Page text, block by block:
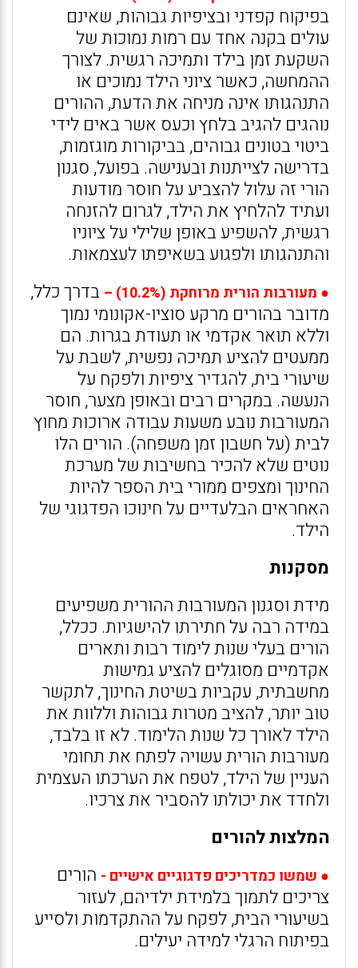
בפיקוח קפדני ובציפיות גבוהות, שאינם
עולים בקנה אחד עם רמות נמוכות של
השקעת זמן בילד ותמיכה רגשית. לצורך
ההמחשה, כאשר ציוני הילד נמוכים או
התנהגותו אינה מניחה את הדעת, ההורים
נוהגים להגיב בלחץ וכעס אשר באים לידי
ביטוי בטונים גבוהים, בביקורות מוגזמות,
בדרישה לצייתנות ובענישה. בפועל, סגנון
הורי זה עלול להצביע על חוסר מודעות
ועתיד להלחיץ את הילד, לגרום להזנחה
רגשית, להשפיע באופן שלילי על ציוניו
והתנהגותו ולפגוע בשאיפתו לעצמאות.
● מעורבות הורית מרוחקת (10.2%) –
בדרך כלל,
מדובר בהורים מרקע סוציו-אקונומי נמוך
וללא תואר אקדמי או תעודת בגרות. הם
ממעטים להציע תמיכה נפשית, לשבת על
שיעורי בית, להגדיר ציפיות ולפקח על
הנעשה. במקרים רבים ובאופן מצער, חוסר
המעורבות נובע משעות עבודה ארוכות מחוץ
לבית (על חשבון זמן משפחה). הורים הלו
נוטים שלא להכיר בחשיבות של מערכת
החינוך ומצפים ממורי בית הספר להיות
האחראים הבלעדיים על חינוכו הפדגוגי של
הילד.
מסקנות
מידת וסגנון המעורבות ההורית משפיעים
במידה רבה על חתירתו להישגיות. ככלל,
הורים בעלי שנות לימוד רבות ותארים
אקדמיים מסוגלים להציע גמישות
מחשבתית, עקביות בשיטת החינוך, לתקשר
טוב יותר, להציב מטרות גבוהות וללוות את
הילד לאורך כל שנות הלימוד. לא זו בלבד,
מעורבות הורית עשויה לפתח את תחומי
העניין של הילד, לטפח את הערכתו העצמית
ולחדד את יכולתו להסביר את צרכיו.
המלצות להורים
● שמשו כמדריכים פדגוגיים אישיים - הורים
צריכים לתמוך בלמידת ילדיהם, לעזור
בשיעורי הבית, לפקח על ההתקדמות ולסייע
בפיתוח הרגלי למידה יעילים.